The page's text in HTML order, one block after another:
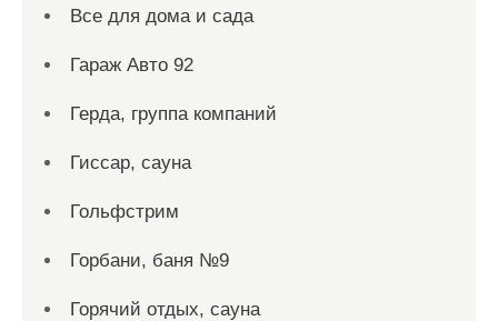
Все для дома и сада
Гараж Авто 92
Герда, группа компаний
Гиссар, сауна
Гольфстрим
Горбани, баня №9
Горячий отдых, сауна